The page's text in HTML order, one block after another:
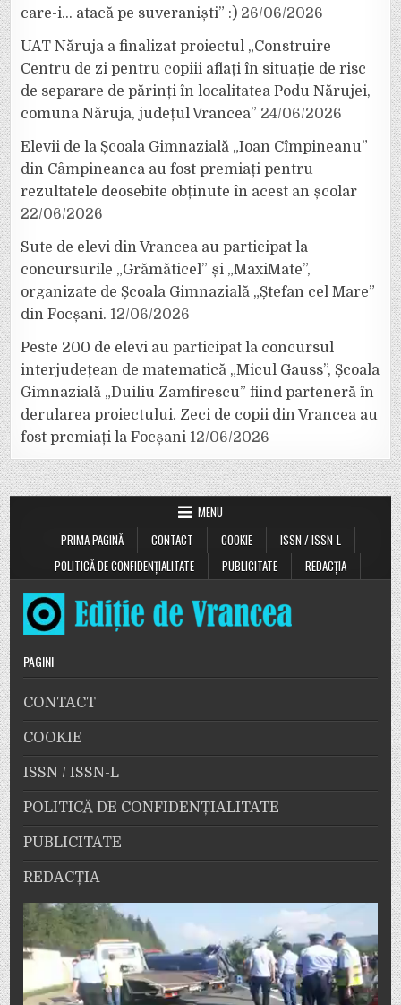
care-i… atacă pe suveraniști” :) 26/06/2026
UAT Năruja a finalizat proiectul „Construire
Centru de zi pentru copiii aflați în situație de risc
de separare de părinți în localitatea Podu Nărujei,
comuna Năruja, județul Vrancea” 24/06/2026
Elevii de la Școala Gimnazială „Ioan Cîmpineanu”
din Câmpineanca au fost premiați pentru
rezultatele deosebite obținute în acest an școlar
22/06/2026
Sute de elevi din Vrancea au participat la
concursurile „Grămăticel” și „MaxiMate”,
organizate de Școala Gimnazială „Ștefan cel Mare”
din Focșani. 12/06/2026
Peste 200 de elevi au participat la concursul
interjudețean de matematică „Micul Gauss”, Școala
Gimnazială „Duiliu Zamfirescu” fiind parteneră în
derularea proiectului. Zeci de copii din Vrancea au
fost premiați la Focșani 12/06/2026
MENU
PRIMA PAGINĂ
CONTACT COOKIE
ISSN / ISSN-L
POLITICĂ DE CONFIDENȚIALITATE
PUBLICITATE REDACȚIA
PAGINI
CONTACT
COOKIE
ISSN / ISSN-L
POLITICĂ DE CONFIDENȚIALITATE
PUBLICITATE
REDACȚIA